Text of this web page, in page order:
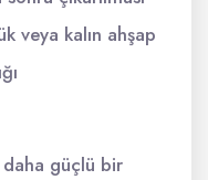
veya kalın ahşap
güçlü bir